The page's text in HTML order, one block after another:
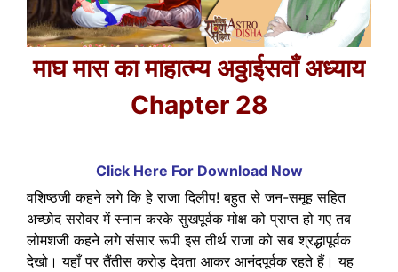
माघ मास का माहात्म्य अठ्ठाईसवाँ अध्याय
Chapter 28
Click Here For Download Now
वशिष्ठजी कहने लगे कि हे राजा दिलीप! बहुत से जन-समूह सहित
अच्छोद सरोवर में स्नान करके सुखपूर्वक मोक्ष को प्राप्त हो गए तब
लोमशजी कहने लगे संसार रूपी इस तीर्थ राजा को सब श्रद्धापूर्वक
देखो। यहाँ पर तैंतीस करोड़ देवता आकर आनंदपूर्वक रहते हैं। यह